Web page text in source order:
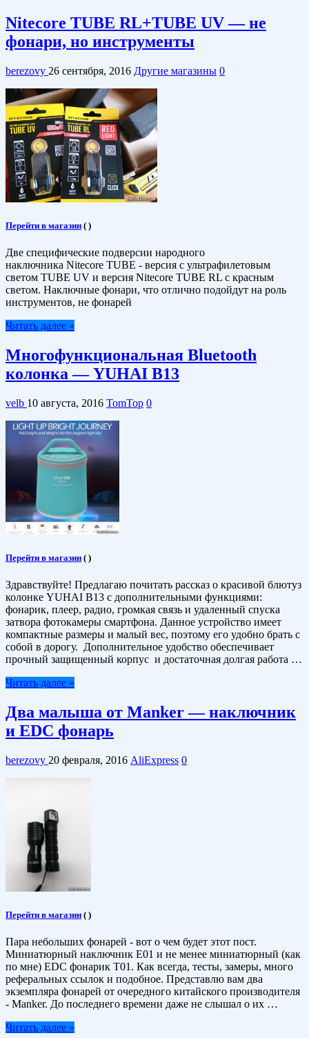
Nitecore TUBE RL+TUBE UV — не
фонари, но инструменты
berezovy 26 сентября, 2016 Другие магазины 0
Перейти в магазин ( )
Две специфические подверсии народного
наключника Nitecore TUBE - версия с ультрафилетовым
светом TUBE UV и версия Nitecore TUBE RL с красным
светом. Наключные фонари, что отлично подойдут на роль
инструментов, не фонарей
Читать далее »
Многофункциональная Bluetooth
колонка — YUHAI B13
velb 10 августа, 2016 TomTop 0
Перейти в магазин ( )
Здравствуйте! Предлагаю почитать рассказ о красивой блютуз
колонке YUHAI B13 с дополнительными функциями:
фонарик, плеер, радио, громкая связь и удаленный спуска
затвора фотокамеры смартфона. Данное устройство имеет
компактные размеры и малый вес, поэтому его удобно брать с
собой в дорогу. Дополнительное удобство обеспечивает
прочный защищенный корпус и достаточная долгая работа …
Читать далее »
Два малыша от Manker — наключник
и EDC фонарь
berezovy 20 февраля, 2016 AliExpress 0
Перейти в магазин ( )
Пара небольших фонарей - вот о чем будет этот пост.
Миниатюрный наключник E01 и не менее миниатюрный (как
по мне) EDC фонарик T01. Как всегда, тесты, замеры, много
реферальных ссылок и подобное. Представлю вам два
экземпляра фонарей от очередного китайского производителя
- Manker. До последнего времени даже не слышал о их …
Читать далее »